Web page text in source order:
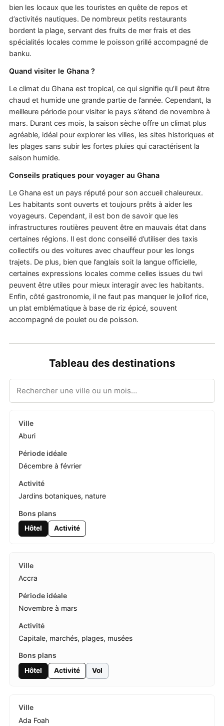
bien les locaux que les touristes en quête de repos et
d’activités nautiques. De nombreux petits restaurants
bordent la plage, servant des fruits de mer frais et des
spécialités locales comme le poisson grillé accompagné de
banku.
Quand visiter le Ghana ?
Le climat du Ghana est tropical, ce qui signifie qu’il peut être
chaud et humide une grande partie de l’année. Cependant, la
meilleure période pour visiter le pays s’étend de novembre à
mars. Durant ces mois, la saison sèche offre un climat plus
agréable, idéal pour explorer les villes, les sites historiques et
les plages sans subir les fortes pluies qui caractérisent la
saison humide.
Conseils pratiques pour voyager au Ghana
Le Ghana est un pays réputé pour son accueil chaleureux.
Les habitants sont ouverts et toujours prêts à aider les
voyageurs. Cependant, il est bon de savoir que les
infrastructures routières peuvent être en mauvais état dans
certaines régions. Il est donc conseillé d’utiliser des taxis
collectifs ou des voitures avec chauffeur pour les longs
trajets. De plus, bien que l’anglais soit la langue officielle,
certaines expressions locales comme celles issues du twi
peuvent être utiles pour mieux interagir avec les habitants.
Enfin, côté gastronomie, il ne faut pas manquer le jollof rice,
un plat emblématique à base de riz épicé, souvent
accompagné de poulet ou de poisson.
Tableau des destinations
Aburi
Décembre à février
Jardins botaniques, nature
Hôtel Activité
Accra
Novembre à mars
Capitale, marchés, plages, musées
Hôtel Activité Vol
Ada Foah